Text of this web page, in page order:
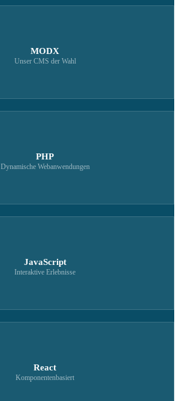
MODX
Unser CMS der Wahl
PHP
Dynamische Webanwendungen
JavaScript
Interaktive Erlebnisse
React
Komponentenbasiert